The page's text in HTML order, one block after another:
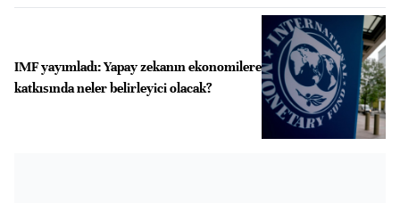
IMF yayımladı: Yapay zekanın ekonomilere
katkısında neler belirleyici olacak?